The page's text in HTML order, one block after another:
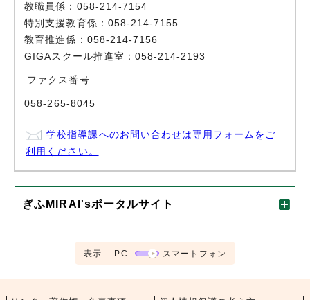
教職員係：058-214-7154
特別支援教育係：058-214-7155
教育推進係：058-214-7156
GIGAスクール推進室：058-214-2193
ファクス番号
058-265-8045
学校指導課へのお問い合わせは専用フォームをご
利用ください。
ぎふMIRAI'sポータルサイト
表示 PC スマートフォン